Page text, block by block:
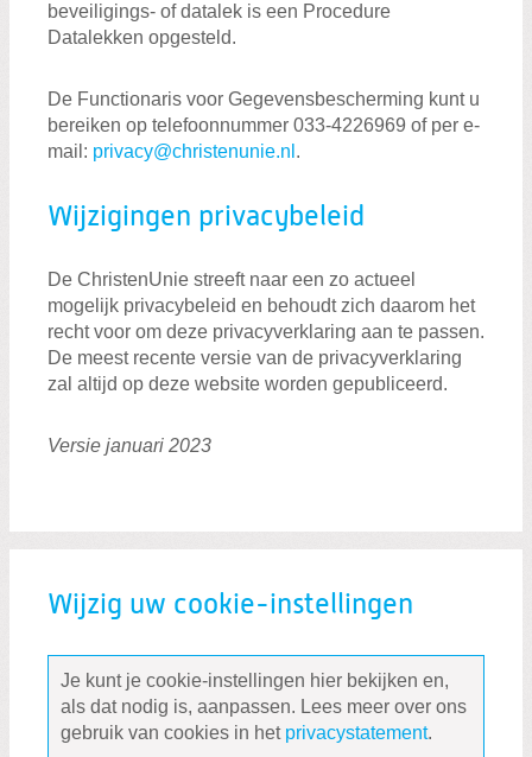
beveiligings- of datalek is een Procedure
Datalekken opgesteld.
De Functionaris voor Gegevensbescherming kunt u
bereiken op telefoonnummer 033-4226969 of per e-
mail: privacy@christenunie.nl .
Wijzigingen privacybeleid
De ChristenUnie streeft naar een zo actueel
mogelijk privacybeleid en behoudt zich daarom het
recht voor om deze privacyverklaring aan te passen.
De meest recente versie van de privacyverklaring
zal altijd op deze website worden gepubliceerd.
Versie januari 2023
Wijzig uw cookie-instellingen
Je kunt je cookie-instellingen hier bekijken en,
als dat nodig is, aanpassen. Lees meer over ons
gebruik van cookies in het privacystatement.